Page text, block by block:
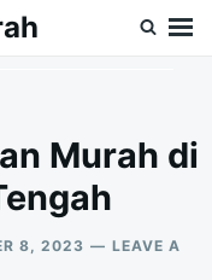
Murah di
8, 2023
LEAVE A